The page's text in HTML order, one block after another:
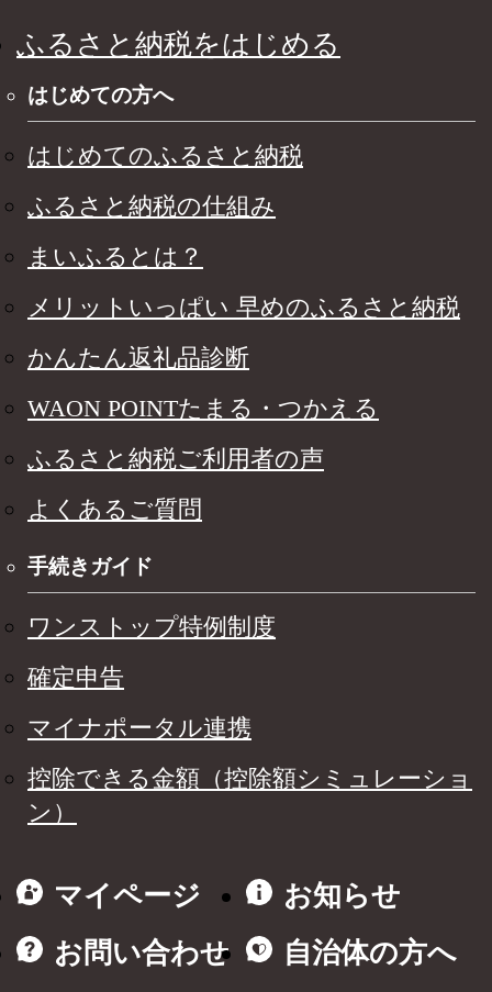
ふるさと納税をはじめる
はじめての方へ
はじめてのふるさと納税
ふるさと納税の仕組み
まいふるとは？
メリットいっぱい 早めのふるさと納税
かんたん返礼品診断
WAON POINTたまる・つかえる
ふるさと納税ご利用者の声
よくあるご質問
手続きガイド
ワンストップ特例制度
確定申告
マイナポータル連携
控除できる金額（控除額シミュレーショ
ン）
マイページ
お知らせ
お問い合わせ
自治体の方へ